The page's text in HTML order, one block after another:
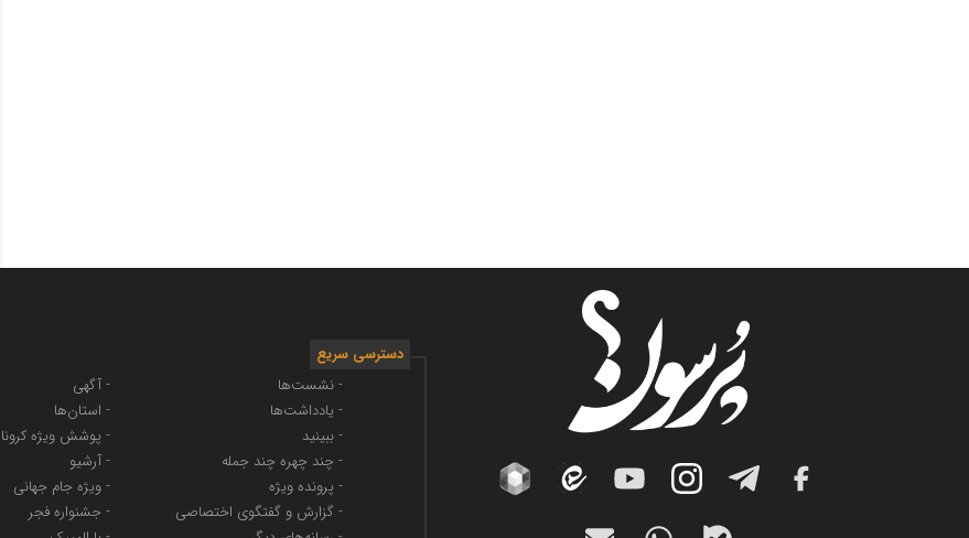
دسترسی سریع
- نشست‌ها
- یادداشت‌ها
- ببینید
- چند چهره چند جمله
- پرونده ویژه
- گزارش و گفتگوی اختصاصی
- آگهی
- استان‌ها
- پوشش ویژه کرونا
- آرشیو
- ویژه جام جهانی
- جشنواره فجر